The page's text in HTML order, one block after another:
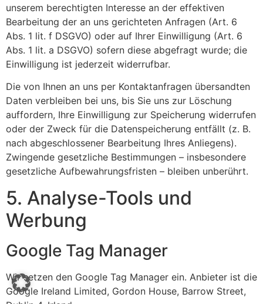
unserem berechtigten Interesse an der effektiven
Bearbeitung der an uns gerichteten Anfragen (Art. 6
Abs. 1 lit. f DSGVO) oder auf Ihrer Einwilligung (Art. 6
Abs. 1 lit. a DSGVO) sofern diese abgefragt wurde; die
Einwilligung ist jederzeit widerrufbar.
Die von Ihnen an uns per Kontaktanfragen übersandten
Daten verbleiben bei uns, bis Sie uns zur Löschung
auffordern, Ihre Einwilligung zur Speicherung widerrufen
oder der Zweck für die Datenspeicherung entfällt (z. B.
nach abgeschlossener Bearbeitung Ihres Anliegens).
Zwingende gesetzliche Bestimmungen – insbesondere
gesetzliche Aufbewahrungsfristen – bleiben unberührt.
5. Analyse-Tools und
Werbung
Google Tag Manager
Wir setzen den Google Tag Manager ein. Anbieter ist die
Google Ireland Limited, Gordon House, Barrow Street,